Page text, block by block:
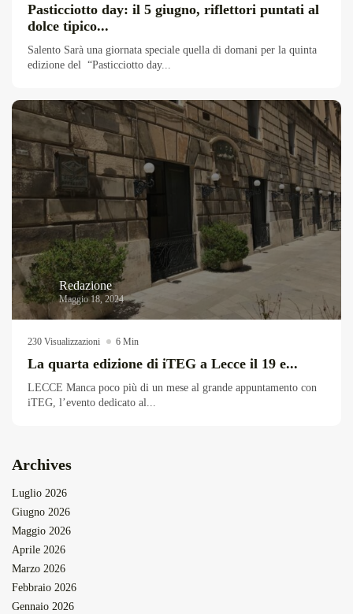
Pasticciotto day: il 5 giugno, riflettori puntati al
dolce tipico...
Salento Sarà una giornata speciale quella di domani per la quinta
edizione del “Pasticciotto day...
Redazione
Maggio 18, 2024
230 Visualizzazioni 6 Min
La quarta edizione di iTEG a Lecce il 19 e...
LECCE Manca poco più di un mese al grande appuntamento con
iTEG, l’evento dedicato al...
Archives
Luglio 2026
Giugno 2026
Maggio 2026
Aprile 2026
Marzo 2026
Febbraio 2026
Gennaio 2026